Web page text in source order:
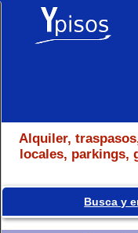
Alquiler,
locales, parkings,
Busca y